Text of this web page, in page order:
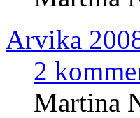
Arvika
2
Martina